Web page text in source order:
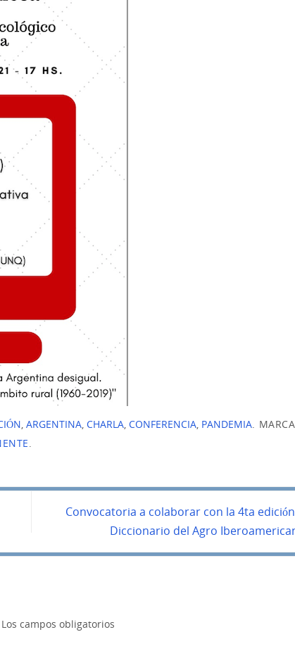
ARGENTINA CHARLA CONFERENCIA PANDEMIA
Convocatoria a colaborar con la 4ta
Diccionario del Agro
Los campos obligatorios